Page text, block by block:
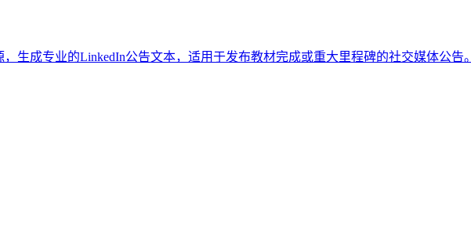
生成专业的LinkedIn公告文本，适用于发布教材完成或重大里程碑的社交媒体公告。